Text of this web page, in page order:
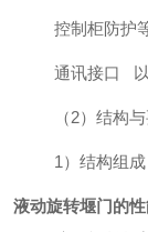
控制柜防护
通讯接口
（2） 结构
1 ）结构组成
液动旋转堰门的